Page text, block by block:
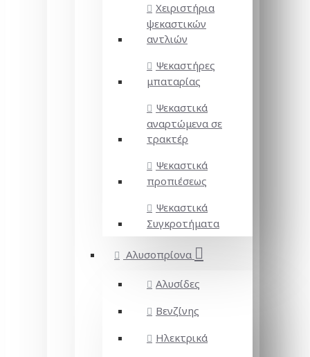
Χειριστήρια
ψεκαστικών
αντλιών
Ψεκαστήρες
μπαταρίας
Ψεκαστικά
αναρτώμενα σε
τρακτέρ
Ψεκαστικά
προπιέσεως
Ψεκαστικά
Συγκροτήματα
Αλυσοπρίονα
Αλυσίδες
Βενζίνης
Ηλεκτρικά